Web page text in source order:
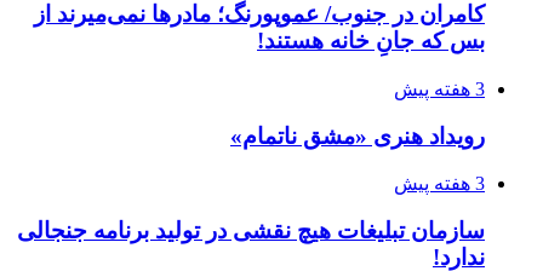
کامران در جنوب/ عموپورنگ؛ مادرها نمی‌میرند از
بس که جانِ خانه هستند!
3 هفته پیش
رویداد هنری «مشق ناتمام»
3 هفته پیش
سازمان تبلیغات هیچ نقشی در تولید برنامه جنجالی
ندارد!